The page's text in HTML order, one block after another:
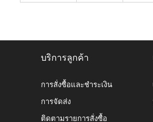
บริการลูกค้า
การสั่งซื้อและชำระเงิน
การจัดส่ง
ติดตามรายการสั่งซื้อ